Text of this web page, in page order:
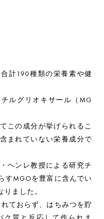
計190種類の栄養素や健
ルグリオキサール（MG
この成分が挙げられるこ
まれていない栄養成分で
ヘンレ教授による研究チ
すMGOを豊富に含んでい
ました。
ておらず、はちみつを貯